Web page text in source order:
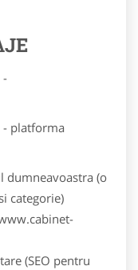
platforma
dumneavoastra (o
categorie)
(SEO pentru